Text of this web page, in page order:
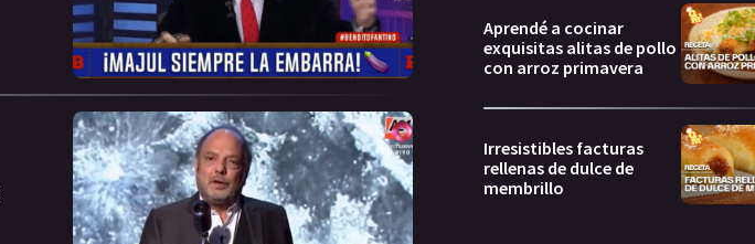
Aprendé a cocinar
exquisitas alitas de pollo
con arroz primavera
Irresistibles facturas
rellenas de dulce de
membrillo